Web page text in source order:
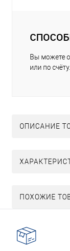
Вы можете
или по счёту.
ОПИСАНИЕ
ПОХОЖИЕ